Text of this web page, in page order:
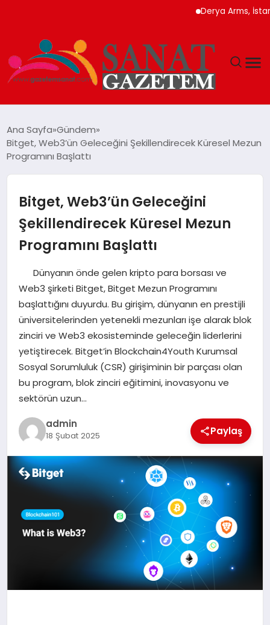
Derya Arms, İstanbul
TEKNOLOJI
SPOR
YAŞAM
EKONOMI
SAĞLIK
DÜNYA
EĞITIM
Ana Sayfa Gündem
Bitget, Web3’ün Geleceğini Şekillendirecek Küresel Mezun
Programını Başlattı
Bitget, Web3’ün Geleceğini
Şekillendirecek Küresel Mezun
Programını Başlattı
Dünyanın önde gelen kripto para borsası ve
Web3 şirketi Bitget, Bitget Mezun Programını
başlattığını duyurdu. Bu girişim, dünyanın en prestijli
üniversitelerinden yetenekli mezunları işe alarak blok
zinciri ve Web3 ekosisteminde geleceğin liderlerini
yetiştirecek. Bitget’in Blockchain4Youth Kurumsal
Sosyal Sorumluluk (CSR) girişiminin bir parçası olan
bu program, blok zinciri eğitimini, inovasyonu ve
sektörün uzun…
admin
18 Şubat 2025 Paylaş